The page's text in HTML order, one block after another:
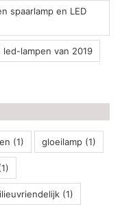
spaarlamp en LED
lampen van 2019
(1) gloeilamp (1)
(1)